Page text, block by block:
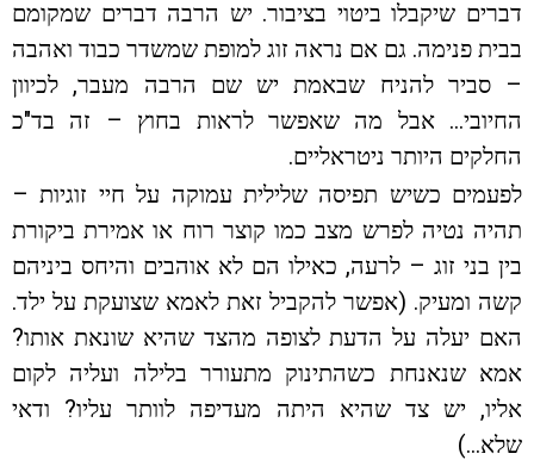
דברים שיקבלו ביטוי בציבור. יש הרבה דברים שמקומם
בבית פנימה. גם אם נראה זוג למופת שמשדר כבוד ואהבה
– סביר להניח שבאמת יש שם הרבה מעבר, לכיוון
החיובי… אבל מה שאפשר לראות בחוץ – זה בד"כ
החלקים היותר ניטראליים.
לפעמים כשיש תפיסה שלילית עמוקה על חיי זוגיות –
תהיה נטיה לפרש מצב כמו קוצר רוח או אמירת ביקורת
בין בני זוג – לרעה, כאילו הם לא אוהבים והיחס ביניהם
קשה ומעיק. (אפשר להקביל זאת לאמא שצועקת על ילד.
האם יעלה על הדעת לצופה מהצד שהיא שונאת אותו?
אמא שנאנחת כשהתינוק מתעורר בלילה ועליה לקום
אליו, יש צד שהיא היתה מעדיפה לוותר עליו? ודאי
שלא…)